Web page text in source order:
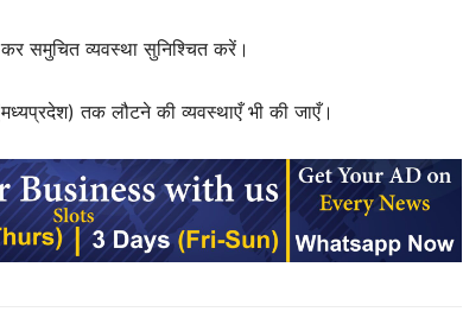
कर समुचित व्यवस्था सुनिश्चित करें।
तक लौटने की व्यवस्थाएँ भी की जाएँ।